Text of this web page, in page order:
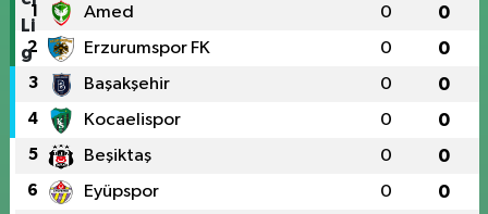
1 Amed 0 0
2 Erzurumspor FK 0 0
3 Başakşehir 0 0
4 Kocaelispor 0 0
5 Beşiktaş 0 0
6 Eyüpspor 0 0